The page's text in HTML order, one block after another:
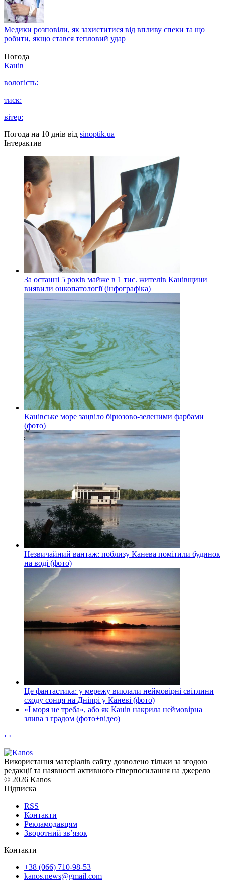
Медики розповіли, як захиститися від впливу спеки та що
робити, якщо стався тепловий удар
Погода
Канів
вологість:
тиск:
вітер:
Погода на 10 днів від sinoptik.ua
Інтерактив
За останні 5 років майже в 1 тис. жителів Канівщини
виявили онкопатології (інфографіка)
Канівське море зацвіло бірюзово-зеленими фарбами
(фото)
Незвичайний вантаж: поблизу Канева помітили будинок
на воді (фото)
Це фантастика: у мережу виклали неймовірні світлини
сходу сонця на Дніпрі у Каневі (фото)
«І моря не треба», або як Канів накрила неймовірна
злива з градом (фото+відео)
‹ ›
Використання матеріалів сайту дозволено тільки за згодою
редакції та наявності активного гіперпосилання на джерело
© 2026 Kanos
Підписка
RSS
Контакти
Рекламодавцям
Зворотний зв’язок
Контакти
+38 (066) 710-98-53
kanos.news@gmail.com